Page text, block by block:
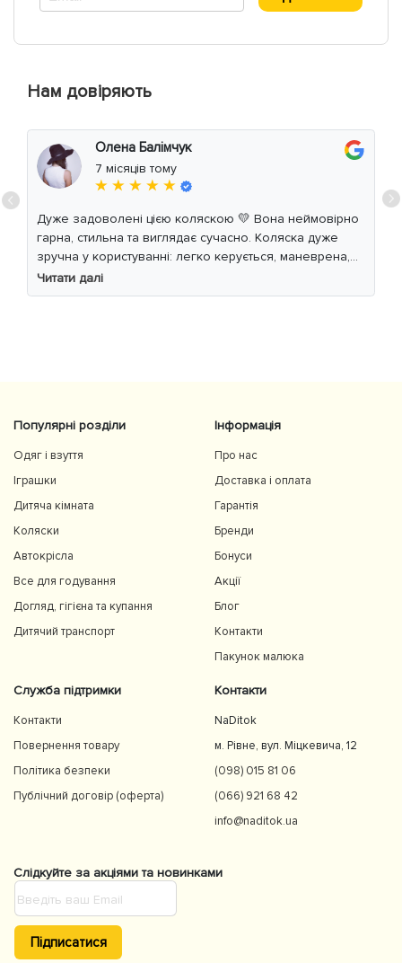
Нам довіряють
Олена Балімчук
7 місяців тому
★ ★ ★ ★ ★
Дуже задоволені цією коляскою 💛 Вона неймовірно
гарна, стильна та виглядає сучасно. Коляска дуже
зручна у користуванні: легко керується, маневрена,
м’який хід навіть по нерівній дорозі. Дитині
комфортно, просторе сидіння та великий капюшон
Читати далі
Популярні розділи
Одяг і взуття
Іграшки
Дитяча кімната
Коляски
Автокрісла
Все для годування
Догляд, гігієна та купання
Дитячий транспорт
Інформація
Про нас
Доставка і оплата
Гарантія
Бренди
Бонуси
Акції
Блог
Контакти
Пакунок малюка
Служба підтримки
Контакти
Повернення товару
Політика безпеки
Публічний договір (оферта)
Контакти
NaDitok
м. Рівне, вул. Міцкевича, 12
(098) 015 81 06
(066) 921 68 42
info@naditok.ua
Слідкуйте за акціями та новинками
Підписатися